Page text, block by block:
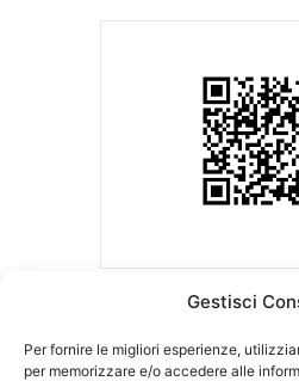
Gestisci
Per fornire le migliori esperienze,
per memorizzare e/o accedere alle